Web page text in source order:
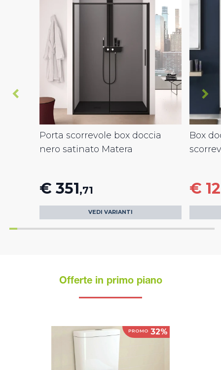
Porta scorrevole box doccia
nero satinato Matera
€ 351,71
VEDI VARIANTI
Box
€
Offerte in primo piano
PROMO 32%